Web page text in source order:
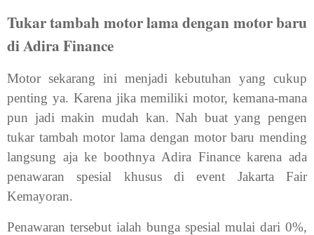
Tukar tambah motor lama dengan motor baru
di Adira Finance
Motor sekarang ini menjadi kebutuhan yang cukup
penting ya. Karena jika memiliki motor, kemana-mana
pun jadi makin mudah kan. Nah buat yang pengen
tukar tambah motor lama dengan motor baru mending
langsung aja ke boothnya Adira Finance karena ada
penawaran spesial khusus di event Jakarta Fair
Kemayoran.
Penawaran tersebut ialah bunga spesial mulai dari 0%,